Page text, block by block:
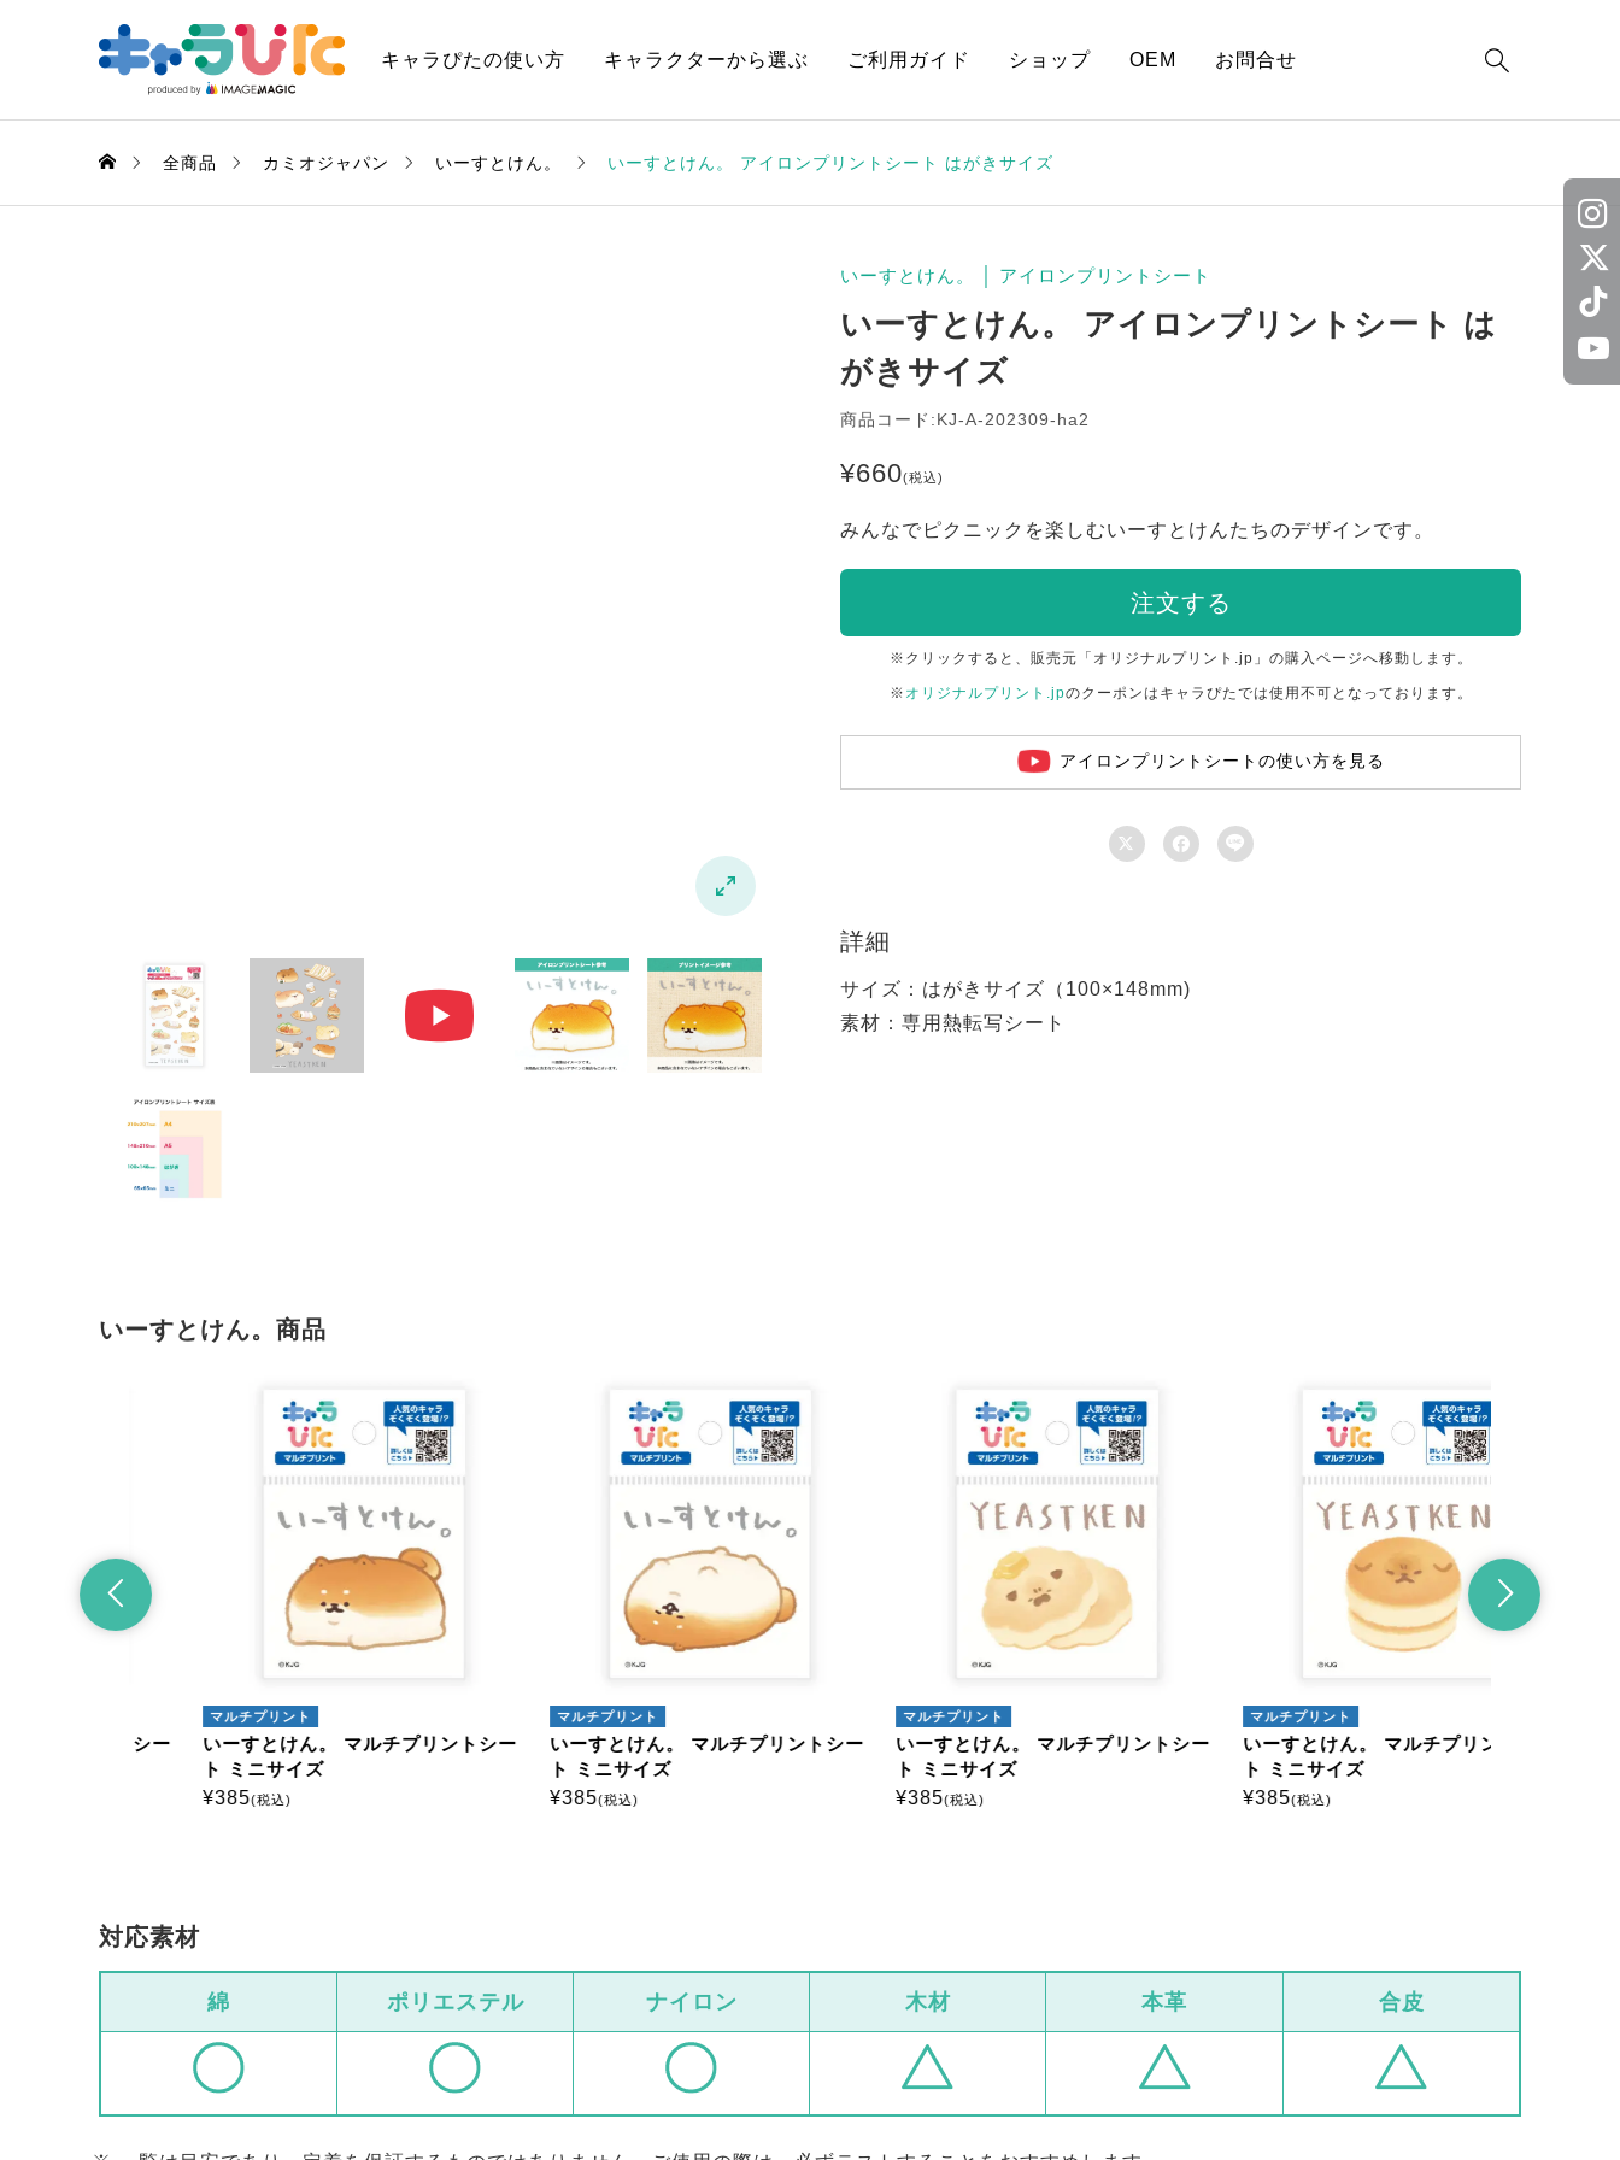
キャラぴたの使い方 キャラクターから選ぶ ご利用ガイド ショップ OEM お問合せ 
全商品 カミオジャパン いーすとけん。 いーすとけん。 アイロンプリントシート はがきサイズ

いーすとけん。 アイロンプリントシート
いーすとけん。 アイロンプリントシート は
がきサイズ
商品コード:KJ-A-202309-ha2
¥660(税込)
みんなでピクニックを楽しむいーすとけんたちのデザインです。
注文する
※クリックすると、販売元「オリジナルプリント.jp」の購入ページへ移動します。
※ オリジナルプリント.jpのクーポンはキャラぴたでは使用不可となっております。
アイロンプリントシートの使い方を見る
  
詳細
サイズ：はがきサイズ（100×148mm)
素材：専用熱転写シート
いーすとけん。商品
マルチプリント
いーすとけん。 マルチプリントシー
ト ミニサイズ
(税込)
マルチプリント
いーすとけん。 マルチプリントシー
ト ミニサイズ
(税込)
マルチプリント
いーすとけん。 マルチプリントシー
ト ミニサイズ
(税込)
マルチプリント
いーすとけん。 マルチプリントシー
ト ミニサイズ
(税込)
対応素材
綿 ポリエステル ナイロン 木材 本革 合皮